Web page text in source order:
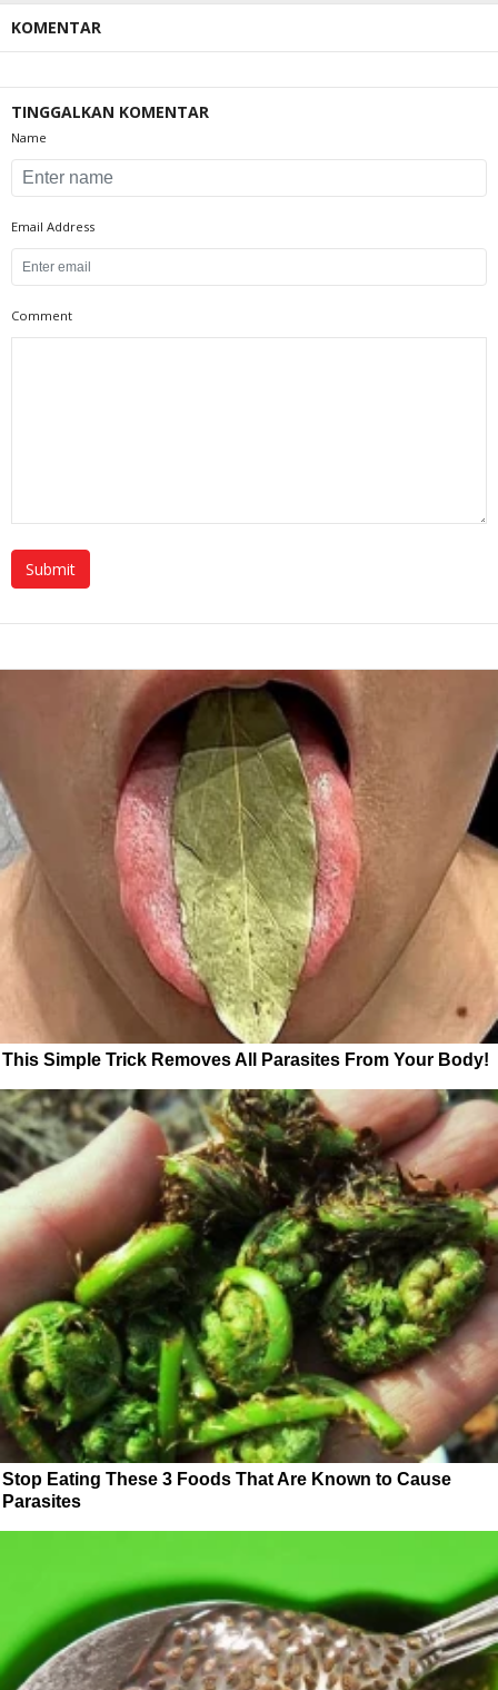
KOMENTAR
TINGGALKAN KOMENTAR
Name
Email Address
Comment
This Simple Trick Removes All Parasites From Your Body!
Stop Eating These 3 Foods That Are Known to Cause
Parasites